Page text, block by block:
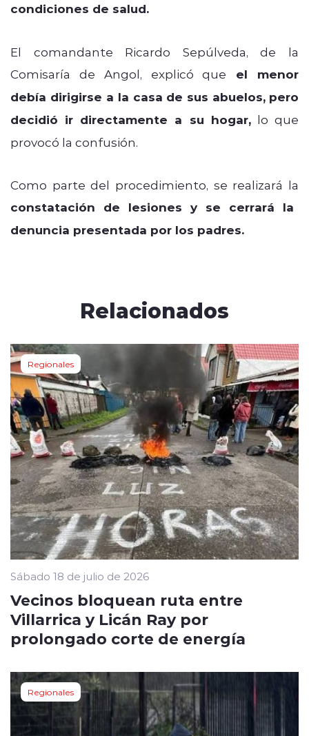
condiciones de salud.
El comandante Ricardo Sepúlveda, de la
Comisaría de Angol, explicó que el menor
debía dirigirse a la casa de sus abuelos, pero
decidió ir directamente a su hogar,lo que
provocó la confusión.
Como parte del procedimiento, se realizará la
constatación de lesiones y se cerrará la
denuncia presentada por los padres.
Relacionados
Regionales
Sábado 18 de julio de 2026
Vecinos bloquean ruta entre
Villarrica y Licán Ray por
prolongado corte de energía
Regionales